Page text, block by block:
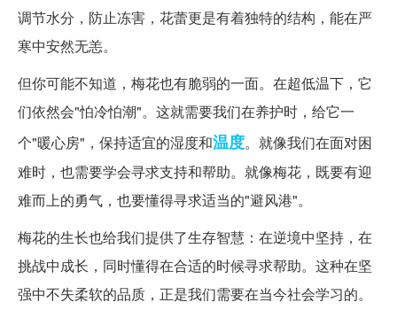
调节水分，防止冻害，花蕾更是有着独特的结构，能在严
寒中安然无恙。
但你可能不知道，梅花也有脆弱的一面。在超低温下，它
们依然会"怕冷怕潮"。这就需要我们在养护时，给它一
个"暖心房"，保持适宜的湿度和温度。就像我们在面对困
难时，也需要学会寻求支持和帮助。就像梅花，既要有迎
难而上的勇气，也要懂得寻求适当的"避风港"。
梅花的生长也给我们提供了生存智慧：在逆境中坚持，在
挑战中成长，同时懂得在合适的时候寻求帮助。这种在坚
强中不失柔软的品质，正是我们需要在当今社会学习的。